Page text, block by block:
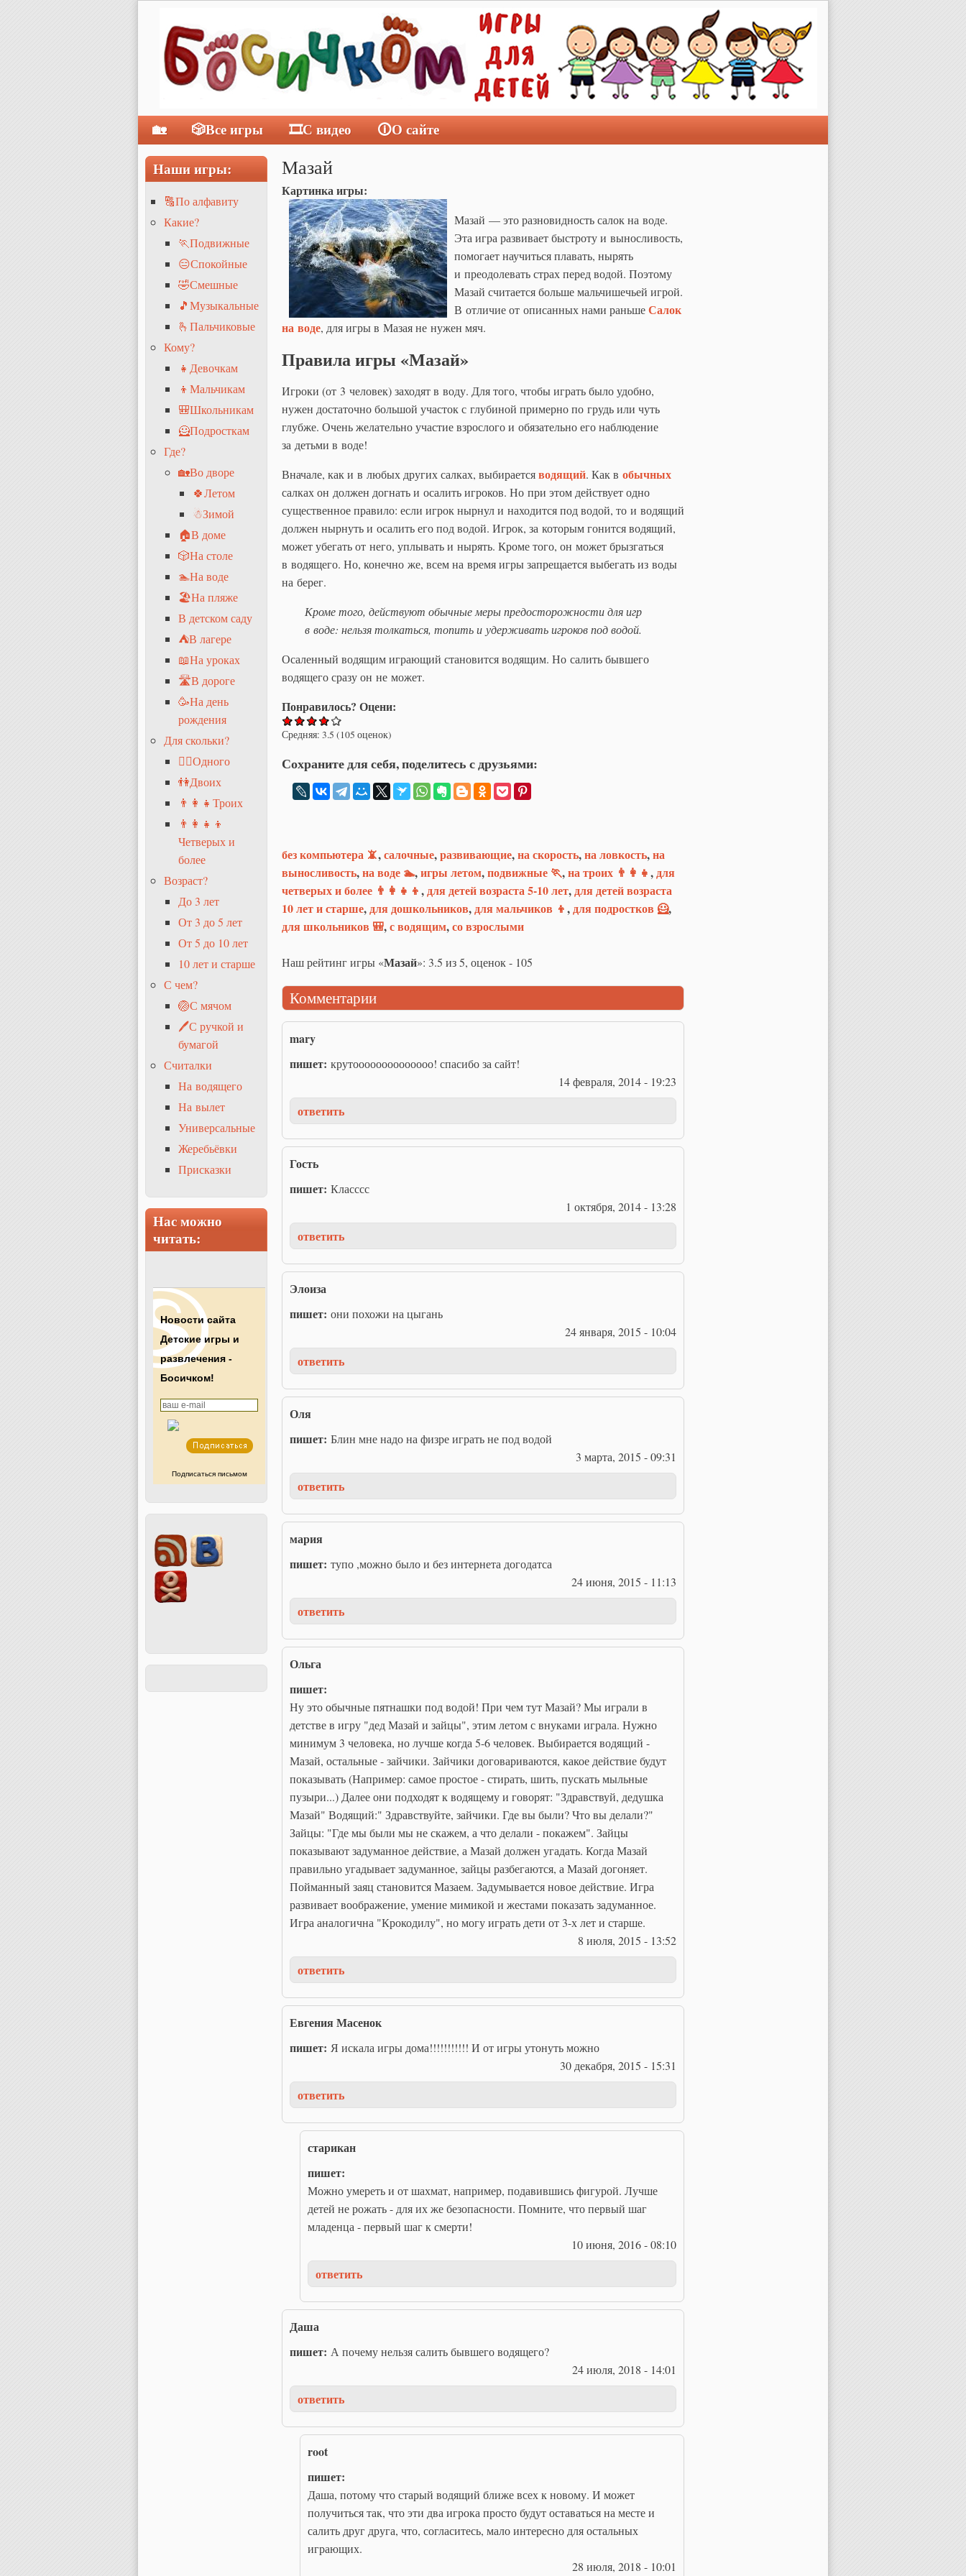
Мазай
Картинка игры:
Мазай — это разновидность салок на воде.
Эта игра развивает быстроту и выносливость,
помогает научиться плавать, нырять
и преодолевать страх перед водой. Поэтому
Мазай считается больше мальчишечьей игрой.
В отличие от описанных нами раньшеСалок
на воде, для игры в Мазая не нужен мяч.
Правила игры «Мазай»
Игроки (от 3 человек) заходят в воду. Для того, чтобы играть было удобно,
нужен достаточно большой участок с глубиной примерно по грудь или чуть
глубже. Очень желательно участие взрослого и обязательно его наблюдение
за детьми в воде!
Вначале, как и в любых других салках, выбираетсяводящий. Как в обычных
салках он должен догнать и осалить игроков. Но при этом действует одно
существенное правило: если игрок нырнул и находится под водой, то и водящий
должен нырнуть и осалить его под водой. Игрок, за которым гонится водящий,
может убегать от него, уплывать и нырять. Кроме того, он может брызгаться
в водящего. Но, конечно же, всем на время игры запрещается выбегать из воды
на берег.
Кроме того, действуют обычные меры предосторожности для игр
в воде: нельзя толкаться, топить и удерживать игроков под водой.
Осаленный водящим играющий становится водящим. Но салить бывшего
водящего сразу он не может.
Понравилось? Оцени:
Средняя: 3.5 (105 оценок)
Сохраните для себя, поделитесь с друзьями:
без компьютера 📵,салочные,развивающие,на скорость,на ловкость,на
выносливость,на воде 🏊,игры летом,подвижные 🏃,на троих 👨‍👩‍👧,для
четверых и более 👨‍👩‍👧‍👦,для детей возраста 5-10 лет,для детей возраста
10 лет и старше,для дошкольников,для мальчиков 👦,для подростков 🦸,
для школьников 🎒,с водящим,со взрослыми
Наш рейтинг игры «Мазай»: 3.5 из5, оценок - 105
Комментарии
mary
пишет: крутоооооооооооооо! спасибо за сайт!
14 февраля, 2014 - 19:23
ответить
Гость
пишет: Класссс
1 октября, 2014 - 13:28
ответить
Элоиза
пишет: они похожи на цыгань
24 января, 2015 - 10:04
ответить
Оля
пишет: Блин мне надо на физре играть не под водой
3 марта, 2015 - 09:31
ответить
мария
пишет: тупо ,можно было и без интернета догодатса
24 июня, 2015 - 11:13
ответить
Ольга
пишет:
Ну это обычные пятнашки под водой! При чем тут Мазай? Мы играли в
детстве в игру "дед Мазай и зайцы", этим летом с внуками играла. Нужно
минимум 3 человека, но лучше когда 5-6 человек. Выбирается водящий -
Мазай, остальные - зайчики. Зайчики договариваются, какое действие будут
показывать (Например: самое простое - стирать, шить, пускать мыльные
пузыри...) Далее они подходят к водящему и говорят: "Здравствуй, дедушка
Мазай" Водящий:" Здравствуйте, зайчики. Где вы были? Что вы делали?"
Зайцы: "Где мы были мы не скажем, а что делали - покажем". Зайцы
показывают задуманное действие, а Мазай должен угадать. Когда Мазай
правильно угадывает задуманное, зайцы разбегаются, а Мазай догоняет.
Пойманный заяц становится Мазаем. Задумывается новое действие. Игра
развивает воображение, умение мимикой и жестами показать задуманное.
Игра аналогична "Крокодилу", но могу играть дети от 3-х лет и старше.
8 июля, 2015 - 13:52
ответить
Евгения Масенок
пишет: Я искала игры дома!!!!!!!!!!! И от игры утонуть можно
30 декабря, 2015 - 15:31
ответить
старикан
пишет:
Можно умереть и от шахмат, например, подавившись фигурой. Лучше
детей не рожать - для их же безопасности. Помните, что первый шаг
младенца - первый шаг к смерти!
10 июня, 2016 - 08:10
ответить
Даша
пишет: А почему нельзя салить бывшего водящего?
24 июля, 2018 - 14:01
ответить
root
пишет:
Даша, потому что старый водящий ближе всех к новому. И может
получиться так, что эти два игрока просто будут оставаться на месте и
салить друг друга, что, согласитесь, мало интересно для остальных
играющих.
28 июля, 2018 - 10:01
Главное меню
🏡 🎲Все игры 🎞С видео
🛈О сайте
Наши игры:
🔠По алфавиту
Какие?
🏃Подвижные
😑Спокойные
🤣Смешные
🎵Музыкальные
🫰Пальчиковые
Кому?
👧Девочкам
👦Мальчикам
🎒Школьникам
🦸Подросткам
Где?
🏡Во дворе
🍀Летом
☃Зимой
🏠В доме
🎲На столе
🏊На воде
🏖На пляже
В детском саду
⛺В лагере
📖На уроках
🛣В дороге
🥳На день
рождения
Для скольки?
🧍‍♂️Одного
👫Двоих
👨‍👩‍👧Троих
👨‍👩‍👧‍👦
Четверых и
более
Возраст?
До 3 лет
От 3 до 5 лет
От 5 до 10 лет
10 лет и старше
С чем?
🏐С мячом
🖊С ручкой и
бумагой
Считалки
На водящего
На вылет
Универсальные
Жеребьёвки
Присказки
Нас можно
читать:
Новости сайта
Детские игры и
развлечения -
Босичком!
Подписаться письмом